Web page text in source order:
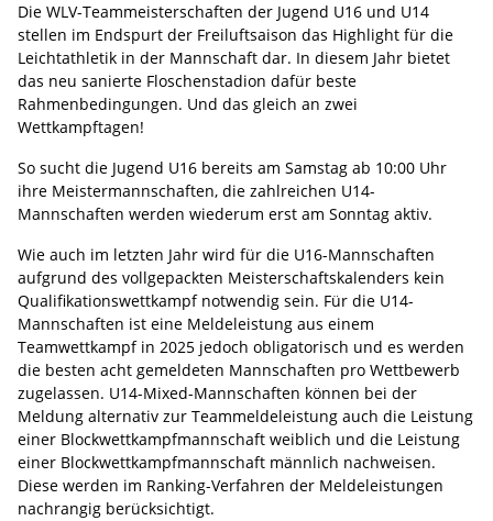
Die WLV-Teammeisterschaften der Jugend U16 und U14
stellen im Endspurt der Freiluftsaison das Highlight für die
Leichtathletik in der Mannschaft dar. In diesem Jahr bietet
das neu sanierte Floschenstadion dafür beste
Rahmenbedingungen. Und das gleich an zwei
Wettkampftagen!
So sucht die Jugend U16 bereits am Samstag ab 10:00 Uhr
ihre Meistermannschaften, die zahlreichen U14-
Mannschaften werden wiederum erst am Sonntag aktiv.
Wie auch im letzten Jahr wird für die U16-Mannschaften
aufgrund des vollgepackten Meisterschaftskalenders kein
Qualifikationswettkampf notwendig sein. Für die U14-
Mannschaften ist eine Meldeleistung aus einem
Teamwettkampf in 2025 jedoch obligatorisch und es werden
die besten acht gemeldeten Mannschaften pro Wettbewerb
zugelassen. U14-Mixed-Mannschaften können bei der
Meldung alternativ zur Teammeldeleistung auch die Leistung
einer Blockwettkampfmannschaft weiblich und die Leistung
einer Blockwettkampfmannschaft männlich nachweisen.
Diese werden im Ranking-Verfahren der Meldeleistungen
nachrangig berücksichtigt.